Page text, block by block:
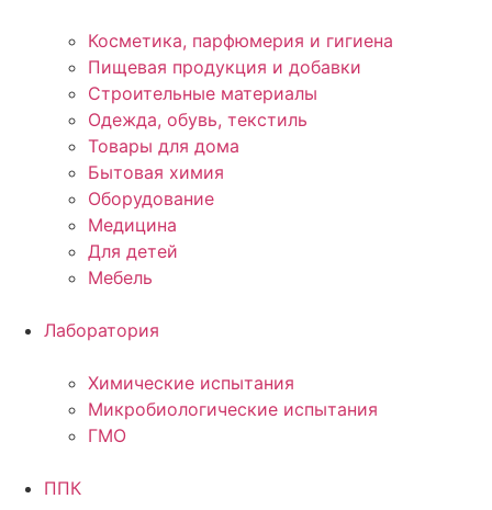
Косметика, парфюмерия и гигиена
Пищевая продукция и добавки
Строительные материалы
Одежда, обувь, текстиль
Товары для дома
Бытовая химия
Оборудование
Медицина
Для детей
Мебель
Лаборатория
Химические испытания
Микробиологические испытания
ГМО
ППК